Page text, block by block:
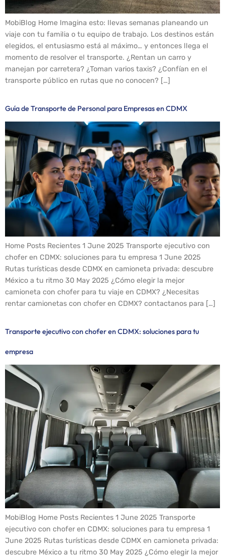
MobiBlog Home Imagina esto: llevas semanas planeando un
viaje con tu familia o tu equipo de trabajo. Los destinos están
elegidos, el entusiasmo está al máximo… y entonces llega el
momento de resolver el transporte. ¿Rentan un carro y
manejan por carretera? ¿Toman varios taxis? ¿Confían en el
transporte público en rutas que no conocen? […]
Guía de Transporte de Personal para Empresas en CDMX
Home Posts Recientes 1 June 2025 Transporte ejecutivo con
chofer en CDMX: soluciones para tu empresa 1 June 2025
Rutas turísticas desde CDMX en camioneta privada: descubre
México a tu ritmo 30 May 2025 ¿Cómo elegir la mejor
camioneta con chofer para tu viaje en CDMX? ¿Necesitas
rentar camionetas con chofer en CDMX? contactanos para […]
Transporte ejecutivo con chofer en CDMX: soluciones para tu
empresa
MobiBlog Home Posts Recientes 1 June 2025 Transporte
ejecutivo con chofer en CDMX: soluciones para tu empresa 1
June 2025 Rutas turísticas desde CDMX en camioneta privada:
descubre México a tu ritmo 30 May 2025 ¿Cómo elegir la mejor